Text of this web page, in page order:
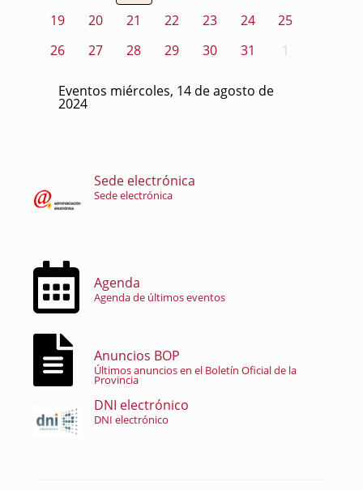
19
20 21 22 23 24
25
26
27 28 29 30 31 1
Eventos miércoles, 14 de agosto de
2024
Sede electrónica
Sede electrónica
Agenda
Agenda de últimos eventos
Anuncios BOP
Últimos anuncios en el Boletín Oficial de la
Provincia
DNI electrónico
DNI electrónico